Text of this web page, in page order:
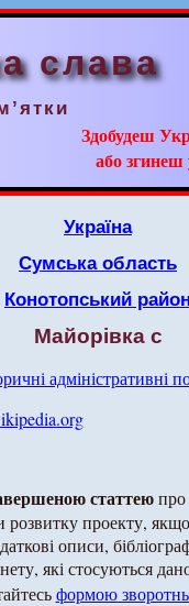
слава
Здобудеш
або згинеш
Україна
Сумська область
Конотопський район
Майорівка с
адміністративні
статтеюпро
проекту,
описи,
які стосуються
формою